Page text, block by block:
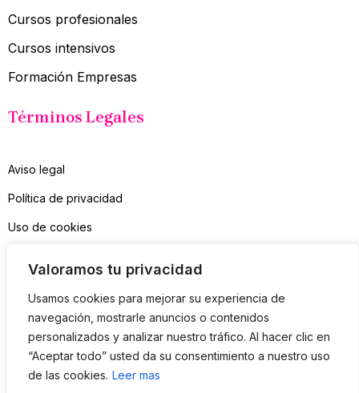
Valoramos tu privacidad
Usamos cookies para mejorar su experiencia de
navegación, mostrarle anuncios o contenidos
personalizados y analizar nuestro tráfico. Al hacer clic en
“Aceptar todo” usted da su consentimiento a nuestro uso
de las cookies. Leer mas
Cursos profesionales
Cursos intensivos
Formación Empresas
Términos Legales
Aviso legal
Política de privacidad
Uso de cookies
Suscríbete a mi Newsletter
Sólo consejos útiles, nada de spam